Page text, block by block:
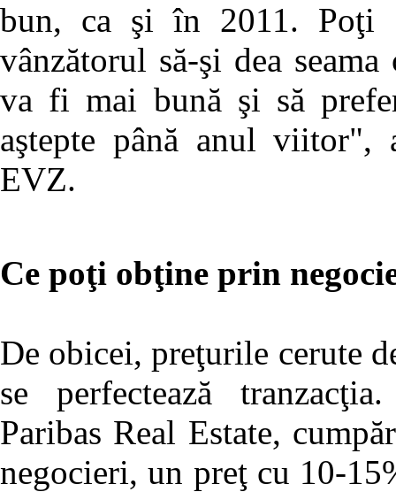
bun, ca şi în 2011. Poţi
vânzătorul să-şi dea
va fi mai bună şi să
aştepte până anul viitor",
EVZ.
Ce poţi obţine prin
De obicei, preţurile cerute
se perfectează
Paribas Real Estate,
negocieri, un preţ cu 10-